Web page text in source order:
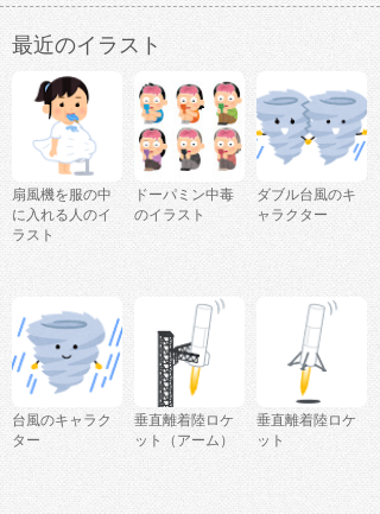
最近のイラスト
扇風機を服の中
に入れる人のイ
ラスト
ドーパミン中毒
のイラスト
ダブル台風のキ
ャラクター
台風のキャラク
ター
垂直離着陸ロケ
ット（アーム）
垂直離着陸ロケ
ット